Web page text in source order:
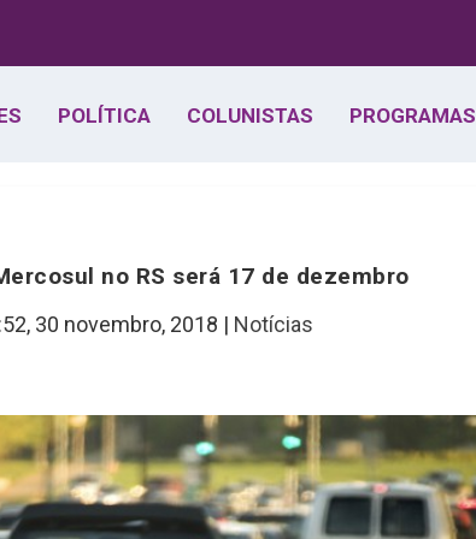
POLÍTICA COLUNISTAS PROGRAMAS
no RS será 17 de dezembro
30 novembro, 2018 | Notícias